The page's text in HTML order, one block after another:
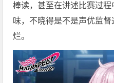
棒读，甚至在讲述比赛过
味，不晓得是不是声优监
烂。